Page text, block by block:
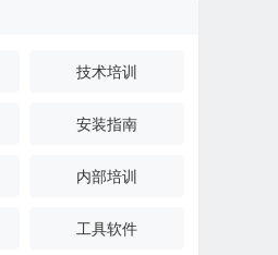
技术培训
安装指南
内部培训
工具软件